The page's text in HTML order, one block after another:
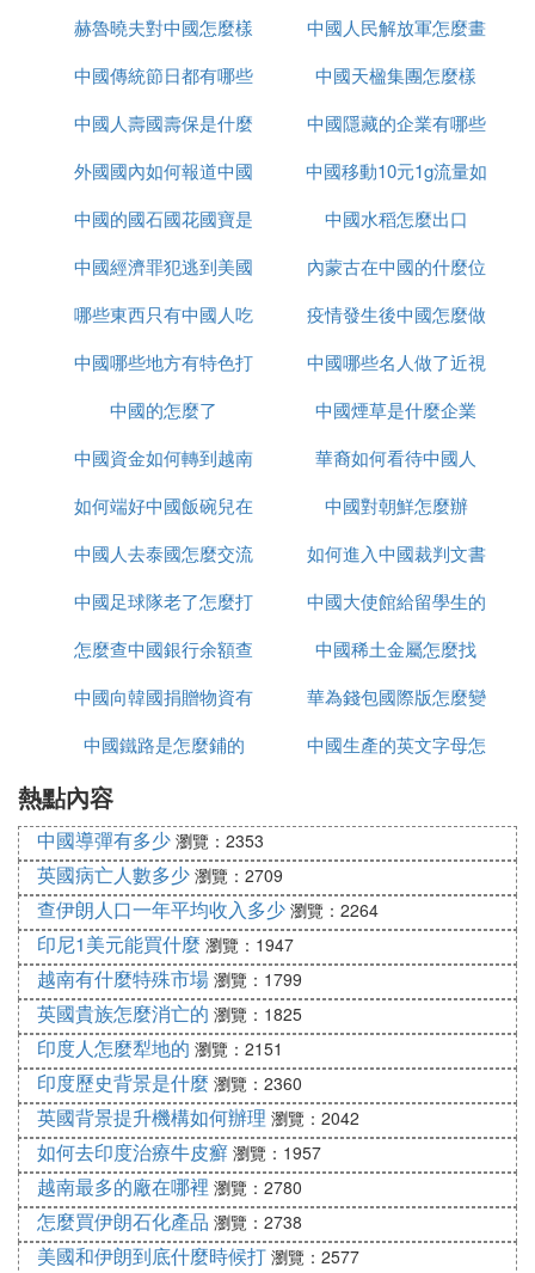
服
赫魯曉夫對中國怎麼樣
中國人民解放軍怎麼畫
的
中國傳統節日都有哪些
中國天楹集團怎麼樣
中國人壽國壽保是什麼
中國隱藏的企業有哪些
外國國內如何報道中國
疫情
中國移動10元1g流量如
何取消
中國的國石國花國寶是
什麼
中國水稻怎麼出口
中國經濟罪犯逃到美國
怎麼辦
內蒙古在中國的什麼位
置
哪些東西只有中國人吃
疫情發生後中國怎麼做
的
中國哪些地方有特色打
鼓
中國哪些名人做了近視
手術
中國的怎麼了
中國煙草是什麼企業
中國資金如何轉到越南
炒股
華裔如何看待中國人
如何端好中國飯碗兒在
線播放
中國對朝鮮怎麼辦
中國人去泰國怎麼交流
如何進入中國裁判文書
網官網
中國足球隊老了怎麼打
亞洲杯
中國大使館給留學生的
健康包有什麼
怎麼查中國銀行余額查
詢
中國稀土金屬怎麼找
中國向韓國捐贈物資有
哪些
華為錢包國際版怎麼變
為中國版
中國鐵路是怎麼鋪的
中國生產的英文字母怎
熱點內容
中國導彈有多少 瀏覽：2353
英國病亡人數多少 瀏覽：2709
查伊朗人口一年平均收入多少 瀏覽：2264
印尼1美元能買什麼 瀏覽：1947
越南有什麼特殊市場 瀏覽：1799
英國貴族怎麼消亡的 瀏覽：1825
印度人怎麼犁地的 瀏覽：2151
印度歷史背景是什麼 瀏覽：2360
英國背景提升機構如何辦理 瀏覽：2042
如何去印度治療牛皮癬 瀏覽：1957
越南最多的廠在哪裡 瀏覽：2780
怎麼買伊朗石化產品 瀏覽：2738
美國和伊朗到底什麼時候打 瀏覽：2577